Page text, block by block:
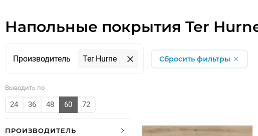
Напольные покрытия Ter
Производитель Ter Hurne Сбросить фильтры
Выводить по
24 36 48 60 72
ПРОИЗВОДИТЕЛЬ